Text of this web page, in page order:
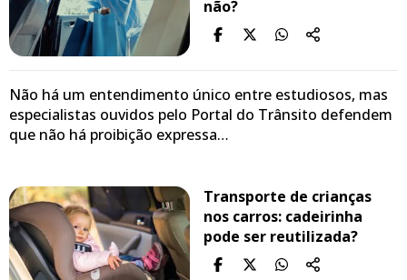
não?
Não há um entendimento único entre estudiosos, mas
especialistas ouvidos pelo Portal do Trânsito defendem
que não há proibição expressa…
Transporte de crianças
nos carros: cadeirinha
pode ser reutilizada?